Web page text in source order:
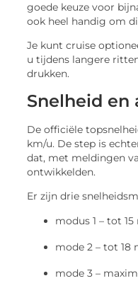
goede keuze voor
ook heel handig om
Je kunt cruise
u tijdens langere
drukken.
Snelheid en
De officiële
km/u. De step is
dat, met meldingen
ontwikkelden.
Er zijn drie
modus 1 – tot
mode 2 – tot 18
mode 3 –